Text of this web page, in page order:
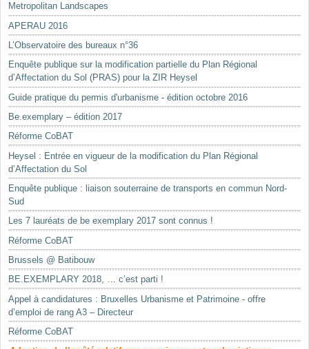
Metropolitan Landscapes
APERAU 2016
L’Observatoire des bureaux n°36
Enquête publique sur la modification partielle du Plan Régional
d’Affectation du Sol (PRAS) pour la ZIR Heysel
Guide pratique du permis d'urbanisme - édition octobre 2016
Be.exemplary – édition 2017
Réforme CoBAT
Heysel : Entrée en vigueur de la modification du Plan Régional
d’Affectation du Sol
Enquête publique : liaison souterraine de transports en commun Nord-
Sud
Les 7 lauréats de be exemplary 2017 sont connus !
Réforme CoBAT
Brussels @ Batibouw
BE.EXEMPLARY 2018, … c’est parti !
Appel à candidatures : Bruxelles Urbanisme et Patrimoine - offre
d’emploi de rang A3 – Directeur
Réforme CoBAT